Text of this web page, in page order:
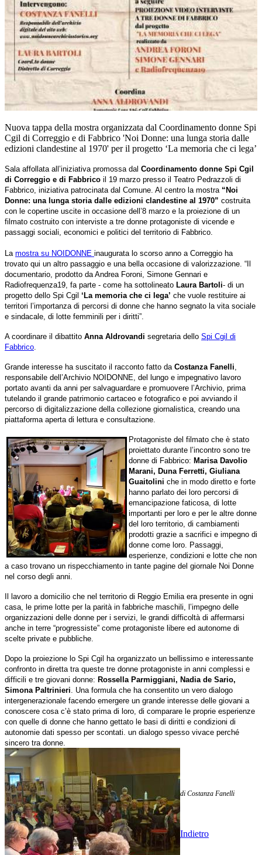
Nuova tappa della mostra organizzata dal Coordinamento donne Spi
Cgil di Correggio e di Fabbrico 'Noi Donne: una lunga storia dalle
edizioni clandestine al 1970' per il progetto ‘La memoria che ci lega’
Sala affollata all’iniziativa promossa dal Coordinamento donne Spi Cgil
di Correggio e di Fabbrico il 19 marzo presso il Teatro Pedrazzoli di
Fabbrico, iniziativa patrocinata dal Comune. Al centro la mostra “Noi
Donne: una lunga storia dalle edizioni clandestine al 1970” costruita
con le copertine uscite in occasione dell’8 marzo e la proiezione di un
filmato costruito con interviste a tre donne protagoniste di vicende e
passaggi sociali, economici e politici del territorio di Fabbrico.
a mostra su NOIDONNE inaugurata lo scorso anno a Correggio ha
trovato qui un altro passaggio e una bella occasione di valorizzazione. “Il
documentario, prodotto da Andrea Foroni, Simone Gennari e
Radiofrequenza19, fa parte - come ha sottolineato Laura Bartoli- di un
progetto dello Spi Cgil ‘La memoria che ci lega’ che vuole restituire ai
territori l’importanza di percorsi di donne che hanno segnato la vita sociale
e sindacale, di lotte femminili per i diritti”.
A coordinare il dibattito Anna Aldrovandi segretaria dello Spi Cgil di
Fabbrico
Grande interesse ha suscitato il racconto fatto da Costanza Fanelli
responsabile dell’Archivio NOIDONNE, del lungo e impegnativo lavoro
portato avanti da anni per salvaguardare e promuovere l’Archivio, prima
tutelando il grande patrimonio cartaceo e fotografico e poi avviando il
percorso di digitalizzazione della collezione giornalistica, creando una
piattaforma aperta di lettura e consultazione.
Protagoniste del filmato che è stato
proiettato durante l’incontro sono tre
donne di Fabbrico: Marisa Davolio
Marani, Duna Ferretti, Giuliana
Guaitolini che in modo diretto e forte
hanno parlato dei loro percorsi di
emancipazione faticosa, di lotte
importanti per loro e per le altre donne
del loro territorio, di cambiamenti
prodotti grazie a sacrifici e impegno di
donne come loro. Passaggi,
esperienze, condizioni e lotte che non
a caso trovano un rispecchiamento in tante pagine del giornale Noi Donne
nel corso degli anni.
Il lavoro a domicilio che nel territorio di Reggio Emilia era presente in ogni
casa, le prime lotte per la parità in fabbriche maschili, l’impegno delle
organizzazioni delle donne per i servizi, le grandi difficoltà di affermarsi
anche in terre “progressiste” come protagoniste libere ed autonome di
scelte private e pubbliche.
Dopo la proiezione lo Spi Cgil ha organizzato un bellissimo e interessante
confronto in diretta tra queste tre donne protagoniste in anni complessi e
difficili e tre giovani donne: Rossella Parmiggiani, Nadia de Sario,
Simona Paltrinieri . Una formula che ha consentito un vero dialogo
intergenerazionale facendo emergere un grande interesse delle giovani a
conoscere cosa c’è stato prima di loro, di comparare le proprie esperienze
con quelle di donne che hanno gettato le basi di diritti e condizioni di
autonomie dati spesso per scontati. un dialogo spesso vivace perché
sincero tra donne.
di Costanza Fanelli
Indietro